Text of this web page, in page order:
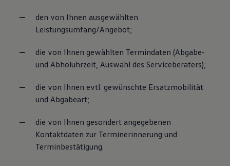
den von Ihnen ausgewählten
Leistungsumfang/Angebot;
die von Ihnen gewählten Termindaten (Abgabe-
und Abholuhrzeit, Auswahl des Serviceberaters);
die von Ihnen evtl. gewünschte Ersatzmobilität
und Abgabeart;
die von Ihnen gesondert angegebenen
Kontaktdaten zur Terminerinnerung und
Terminbestätigung.